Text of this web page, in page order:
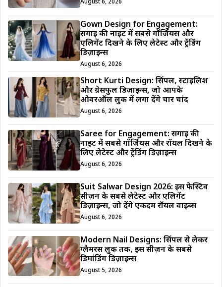
August 6, 2026
Gown Design for Engagement:
सगाई की नाइट में सबसे गॉर्जियस और
एलिगेंट दिखने के लिए लेटेस्ट और ट्रेंडिंग
डिज़ाइन्स
August 6, 2026
Short Kurti Design: सिंपल, स्टाइलिश
और ग्रेसफुल डिज़ाइन्स, जो आपके
ओवरऑल लुक में लगा देंगे चार चांद
August 6, 2026
Saree for Engagement: सगाई की
नाइट में सबसे गॉर्जियस और रॉयल दिखने के
लिए लेटेस्ट और ट्रेंडिंग डिज़ाइन्स
August 6, 2026
Suit Salwar Design 2026: इस फेस्टिव
सीज़न के सबसे लेटेस्ट और एलिगेंट
डिज़ाइन्स, जो देंगे एकदम रॉयल वाइब्स
August 6, 2026
Modern Nail Designs: सिंपल से लेकर
ग्लैमरस लुक तक, इस सीज़न के सबसे
डिमांडिंग डिज़ाइन्स
August 5, 2026